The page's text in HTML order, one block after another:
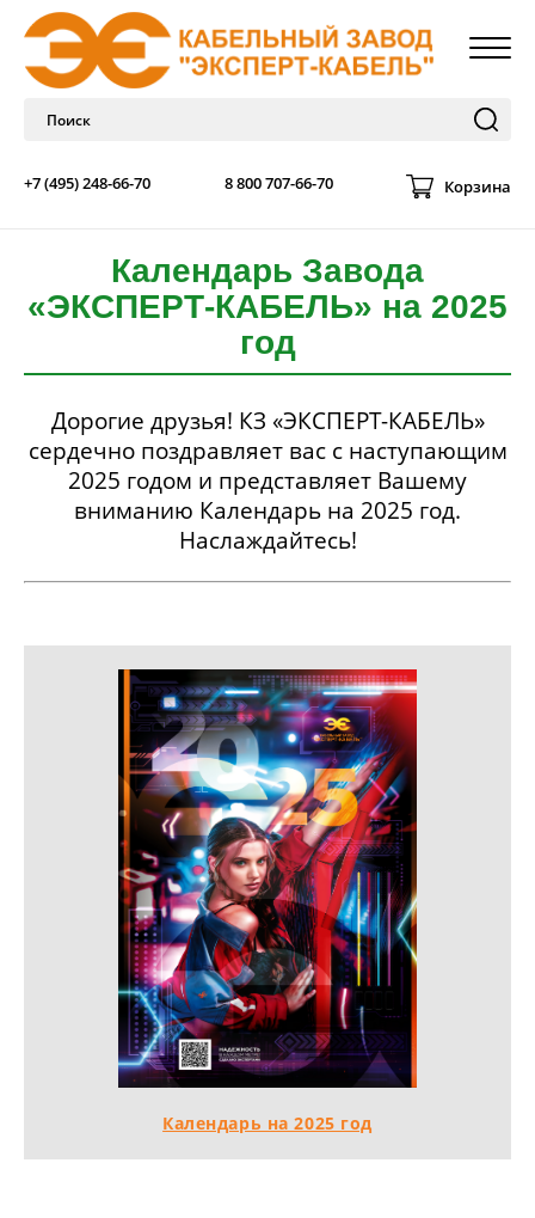
+7 (495) 248-66-70 8 800 707-66-70 Корзина
Календарь Завода
«ЭКСПЕРТ-КАБЕЛЬ» на 2025
год
Дорогие друзья! КЗ «ЭКСПЕРТ-КАБЕЛЬ»
сердечно поздравляет вас с наступающим
2025 годом и представляет Вашему
вниманию Календарь на 2025 год.
Наслаждайтесь!
Календарь на 2025 год